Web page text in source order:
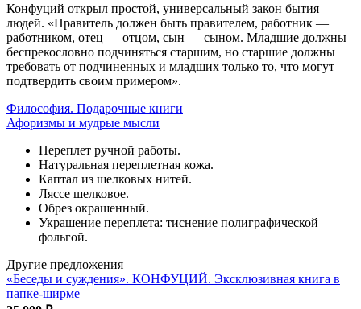
Конфуций открыл простой, универсальный закон бытия
людей. «Правитель должен быть правителем, работник —
работником, отец — отцом, сын — сыном. Младшие должны
беспрекословно подчиняться старшим, но старшие должны
требовать от подчиненных и младших только то, что могут
подтвердить своим примером».
Философия. Подарочные книги
Афоризмы и мудрые мысли
Переплет ручной работы.
Натуральная переплетная кожа.
Каптал из шелковых нитей.
Ляссе шелковое.
Обрез окрашенный.
Украшение переплета: тиснение полиграфической
фольгой.
Другие предложения
«Беседы и суждения». КОНФУЦИЙ. Эксклюзивная книга в
папке-ширме